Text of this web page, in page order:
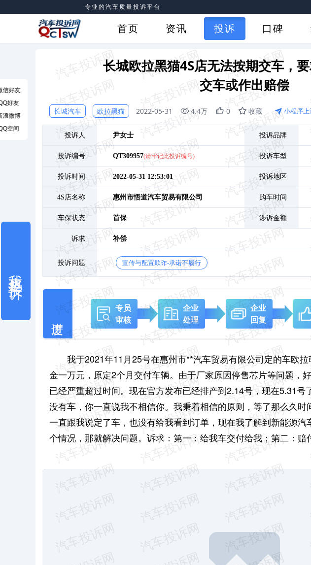
专业的汽车质量投诉平台
首页 资讯 投诉 口碑
长城欧拉黑猫4S店无法按期交车，
交车或作出赔偿
长城汽车 欧拉黑猫 2022-05-31 4.4万 0 收藏 小程序
投诉人 尹女士 投诉品牌
投诉编号 QT309957(请牢记此投诉编号) 投诉车型
投诉时间 2022-05-31 12:53:01 投诉地区
4S店名称 惠州市悟道汽车贸易有限公司 购车时间
车保状态 首保 涉诉金额
诉求 补偿
投诉问题 宣传与配置欺诈-承诺不履行
专员
审核
企业
处理
企业
回复
我于2021年11月25号在惠州市**汽车贸易有限公司定的车欧
金一万元，原定2个月交付车辆。由于厂家原因停售芯片等问题，
已经严重超过时间。现在官方发布已经排产到2.14号，现在5.31
没有车，你一直说我不相信你。我秉着相信的原则，等了那么久时
一直跟我说定了车，也没有给我看到订单，现在我了解到新能源
个情况，那就解决问题。诉求： 第一：给我车交付给我； 第二：赔
信好友
好友
浪微博
空间